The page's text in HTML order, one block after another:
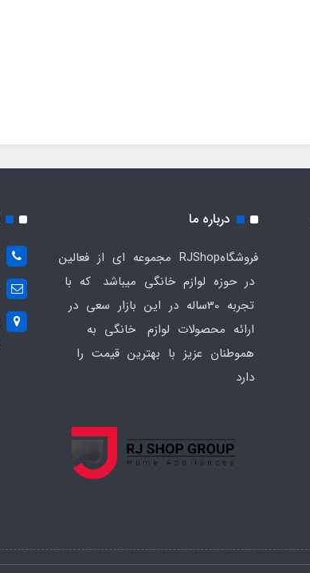
درباره ما
فروشگاهRJShop مجموعه ای از فعالین
در حوزه لوازم خانگی میباشد که با
تجربه 30ساله در این بازار سعی در
ارائه محصولات لوازم خانگی به
هموطنان عزیز با بهترین قیمت را
دارد